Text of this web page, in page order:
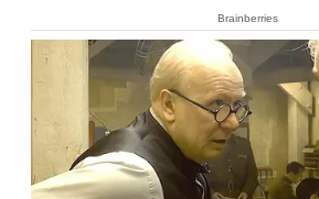
Brainberries